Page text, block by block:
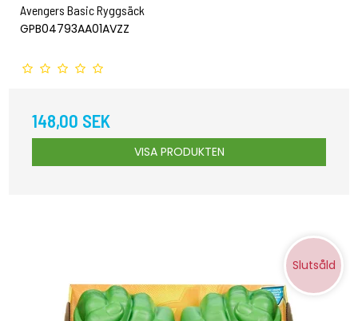
Avengers Basic Ryggsäck
GPB04793AA01AVZZ
148,00 SEK
VISA PRODUKTEN
Slutsåld